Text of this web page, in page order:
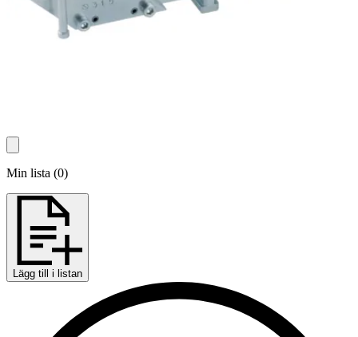
Min lista (0)
Lägg till i listan